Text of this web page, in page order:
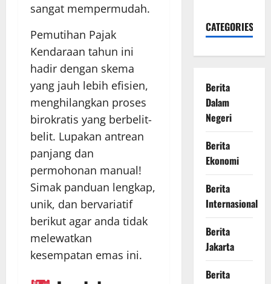
sangat mempermudah.
Pemutihan Pajak
Kendaraan tahun ini
hadir dengan skema
yang jauh lebih efisien,
menghilangkan proses
birokratis yang berbelit-
belit. Lupakan antrean
panjang dan
permohonan manual!
Simak panduan lengkap,
unik, dan bervariatif
berikut agar anda tidak
melewatkan
kesempatan emas ini.
CATEGORIES
Berita
Dalam
Negeri
Berita
Ekonomi
Berita
Internasional
Berita
Jakarta
Berita